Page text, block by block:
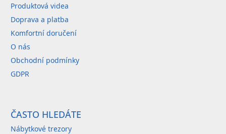
Produktová videa
Doprava a platba
Komfortní doručení
O nás
Obchodní podmínky
GDPR
ČASTO HLEDÁTE
Nábytkové trezory